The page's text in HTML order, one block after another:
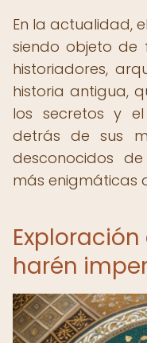
En la actualidad,
siendo objeto de
historiadores,
historia antigua,
los secretos y
detrás de sus
desconocidos
más enigmáticas
harén